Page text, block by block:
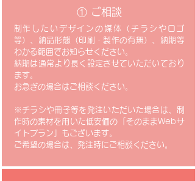
①​ ご相談
制作したいデザインの媒体（チラシやロゴ
等）、納品形態（印刷・製作の有無）、納期等
わかる範囲でお知らせください。
納期は通常より長く設定させていただいており
ます。
​お急ぎの場合はご相談ください。
※チラシや冊子等を発注いただいた場合は、制
作時の素材を用いた低安価の「そのままWebサ
イトプラン」もございます。
​ご希望の場合は、発注時にご相談ください。